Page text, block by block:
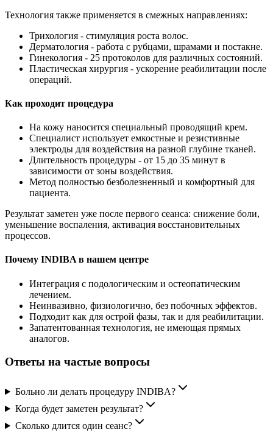
Технология также применяется в смежных направлениях:
Трихология - стимуляция роста волос.
Дерматология - работа с рубцами, шрамами и постакне.
Гинекология - 25 протоколов для различных состояний.
Пластическая хирургия - ускорение реабилитации после
операций.
Как проходит процедура
На кожу наносится специальный проводящий крем.
Специалист использует емкостные и резистивные
электроды для воздействия на разной глубине тканей.
Длительность процедуры - от 15 до 35 минут в
зависимости от зоны воздействия.
Метод полностью безболезненный и комфортный для
пациента.
Результат заметен уже после первого сеанса: снижение боли,
уменьшение воспаления, активация восстановительных
процессов.
Почему INDIBA в нашем центре
Интеграция с подологическим и остеопатическим
лечением.
Неинвазивно, физиологично, без побочных эффектов.
Подходит как для острой фазы, так и для реабилитации.
Запатентованная технология, не имеющая прямых
аналогов.
Ответы на частые вопросы
Больно ли делать процедуру INDIBA?
Когда будет заметен результат?
Сколько длится один сеанс?